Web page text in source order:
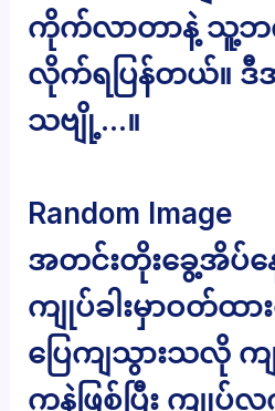
ကိုက်လာတာနဲ့ သူ့ဘ
လိုက်ရပြန်တယ်။ ဒီ
သဗျို့…။
Random Image
အတင်းတိုးခွေ့အိပ်န
ကျုပ်ခါးမှာဝတ်ထ
ပြေကျသွားသလို က
ကနဲဖြစ်ပြီး ကျုပ်